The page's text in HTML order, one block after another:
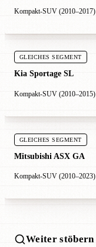
Kompakt-SUV (2010–2017)
GLEICHES SEGMENT
Kia Sportage SL
Kompakt-SUV (2010–2015)
GLEICHES SEGMENT
Mitsubishi ASX GA
Kompakt-SUV (2010–2023)
Weiter stöbern